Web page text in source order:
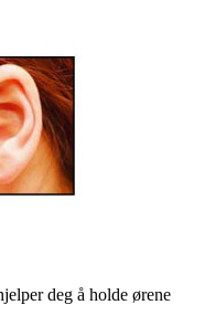
deg å holde ørene